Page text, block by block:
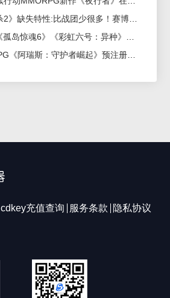
cdkey充值查询 服务条款
隐私协议